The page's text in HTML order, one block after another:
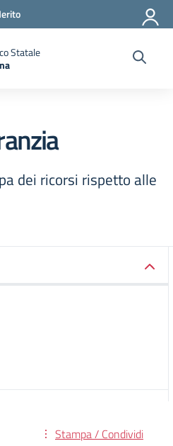
Statale
dei ricorsi rispetto alle
Stampa / Condividi